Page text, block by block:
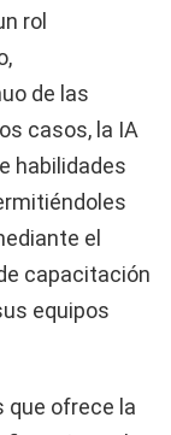
rol
de las
casos, la IA
habilidades
el
capacitación
equipos
que ofrece la